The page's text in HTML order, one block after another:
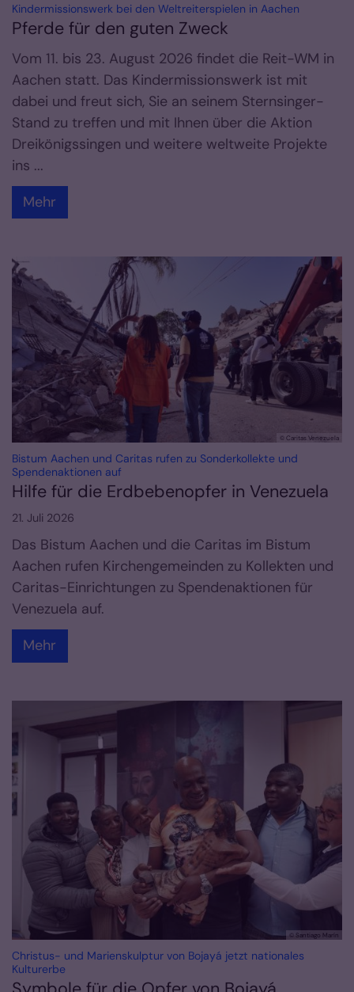
Kindermissionswerk bei den Weltreiterspielen in Aachen
Pferde für den guten Zweck
Vom 11. bis 23. August 2026 findet die Reit-WM in
Aachen statt. Das Kindermissionswerk ist mit
dabei und freut sich, Sie an seinem Sternsinger-
Stand zu treffen und mit Ihnen über die Aktion
Dreikönigssingen und weitere weltweite Projekte
ins ...
Mehr
© Caritas Venezuela
Bistum Aachen und Caritas rufen zu Sonderkollekte und
Spendenaktionen auf
Hilfe für die Erdbebenopfer in Venezuela
21. Juli 2026
Das Bistum Aachen und die Caritas im Bistum
Aachen rufen Kirchengemeinden zu Kollekten und
Caritas-Einrichtungen zu Spendenaktionen für
Venezuela auf.
Mehr
© Santiago Marín
Christus- und Marienskulptur von Bojayá jetzt nationales
Kulturerbe